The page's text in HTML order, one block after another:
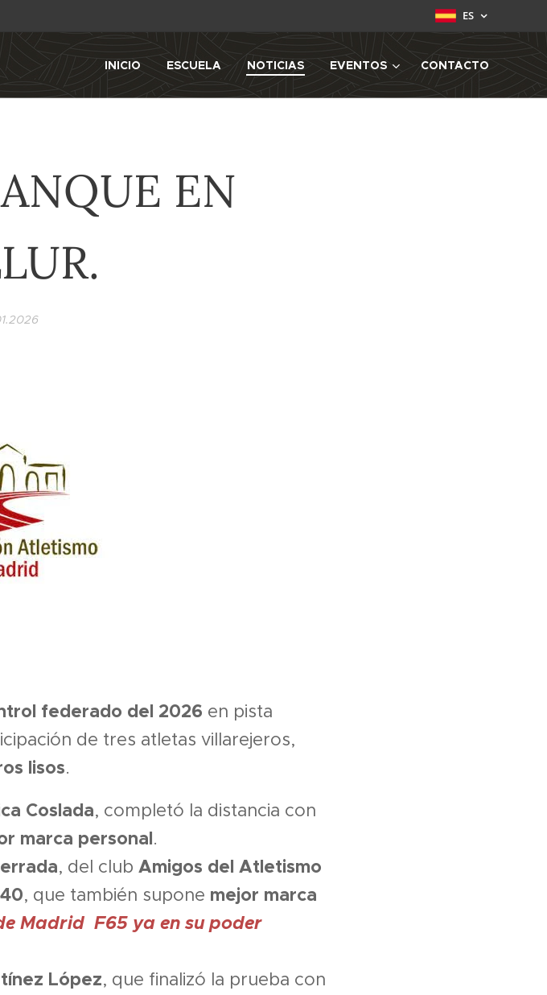
ES
INICIO ESCUELA NOTICIAS EVENTOS CONTACTO
EN
federado del 2026 en pista
de tres atletas villarejeros,
lisos.
Coslada, completó la distancia con
marca personal.
, del club Amigos del Atletismo
, que también supone mejor marca
Madrid F65 ya en su poder
López, que finalizó la prueba con